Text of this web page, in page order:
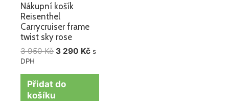
Nákupní košík
Reisenthel
Carrycruiser frame
twist sky rose
3 950Kč 3 290 Kč s
DPH
Přidat do
košíku